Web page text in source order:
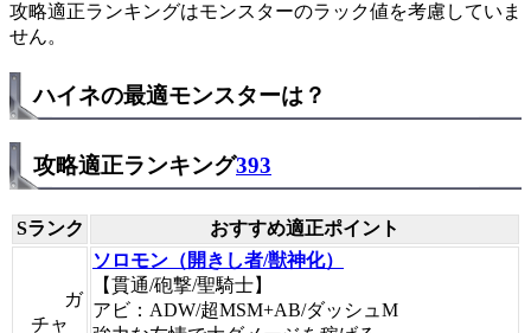
攻略適正ランキングはモンスターのラック値を考慮していま
せん。
ハイネの最適モンスターは？
攻略適正ランキング393
Sランク おすすめ適正ポイント
ガ
チャ
ソロモン（開きし者/獣神化）
【貫通/砲撃/聖騎士】
アビ：ADW/超MSM+AB/ダッシュM